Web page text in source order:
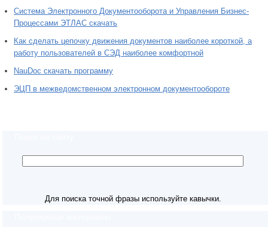
Система Электронного Документооборота и Управления Бизнес-
Процессами ЭТЛАС скачать
Как сделать цепочку движения документов наиболее короткой, а
работу пользователей в СЭД наиболее комфортной
NauDoc скачать программу
ЭЦП в межведомственном электронном документообороте
Для поиска точной фразы используйте кавычки.